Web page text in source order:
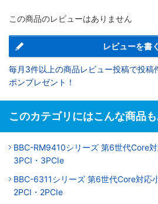
この商品のレビューはありません
レビューを書く
毎月3件以上の商品レビュー投稿で投
ポンプレゼント！
このカテゴリにはこんな商品も
BBC-RM9410シリーズ 第6世代Core
3PCI・3PCIe
BBC-6311シリーズ 第6世代Core対応
2PCI・2PCIe